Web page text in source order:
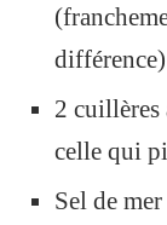
différence)
2
celle qui
Sel de